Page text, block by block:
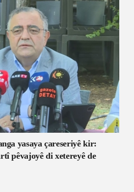
yasaya çareseriyê kir:
pêvajoyê di xetereyê de